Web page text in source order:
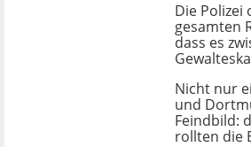
Die
gesamten
dass es
Nicht nur
und
Feindbild:
rollten die